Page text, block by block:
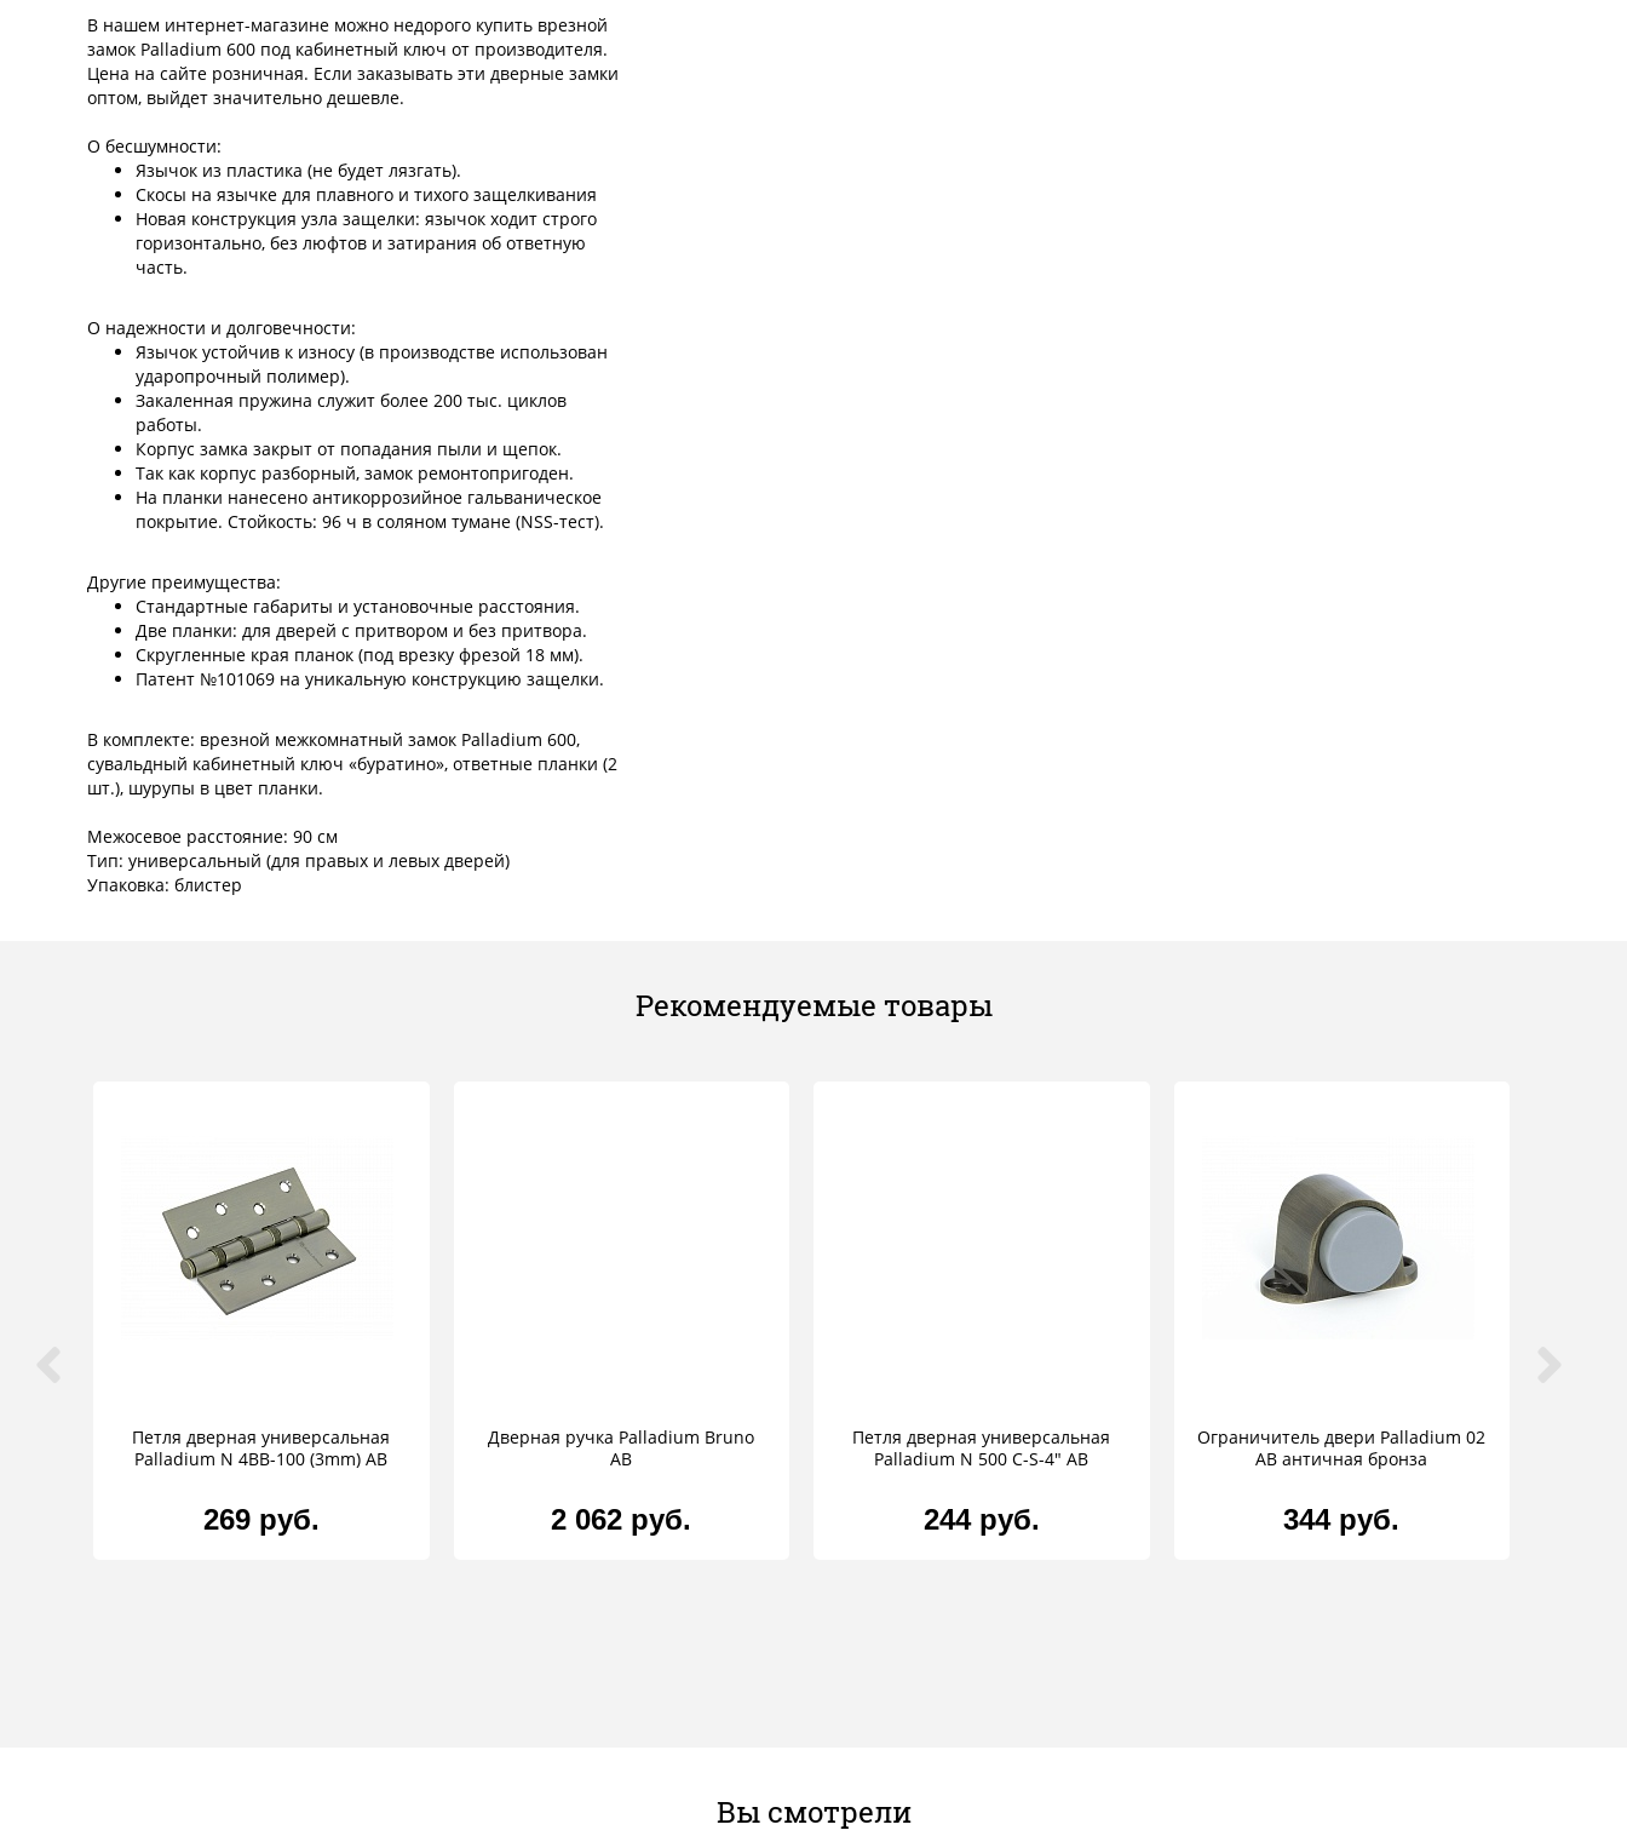
В нашем интернет-магазине можно недорого купить врезной
замок Palladium 600 под кабинетный ключ от производителя.
Цена на сайте розничная. Если заказывать эти дверные замки
оптом, выйдет значительно дешевле.
О бесшумности:
Язычок из пластика (не будет лязгать).
Скосы на язычке для плавного и тихого защелкивания
Новая конструкция узла защелки: язычок ходит строго
горизонтально, без люфтов и затирания об ответную
часть.
О надежности и долговечности:
Язычок устойчив к износу (в производстве использован
ударопрочный полимер).
Закаленная пружина служит более 200 тыс. циклов
работы.
Корпус замка закрыт от попадания пыли и щепок.
Так как корпус разборный, замок ремонтопригоден.
На планки нанесено антикоррозийное гальваническое
покрытие. Стойкость: 96 ч в соляном тумане (NSS-тест).
Другие преимущества:
Стандартные габариты и установочные расстояния.
Две планки: для дверей с притвором и без притвора.
Скругленные края планок (под врезку фрезой 18 мм).
Патент №101069 на уникальную конструкцию защелки.
В комплекте: врезной межкомнатный замок Palladium 600,
сувальдный кабинетный ключ «буратино», ответные планки (2
шт.), шурупы в цвет планки.
Межосевое расстояние: 90 см
Тип: универсальный (для правых и левых дверей)
Упаковка: блистер
Рекомендуемые товары
Петля дверная универсальная
Palladium N 4BB-100 (3mm) AB
269 руб.
Дверная ручка Palladium Bruno
AB
2 062 руб.
Петля дверная универсальная
Palladium N 500 C-S-4" AB
244 руб.
Ограничитель двери Palladium 02
AВ античная бронза
344 руб.
Вы смотрели